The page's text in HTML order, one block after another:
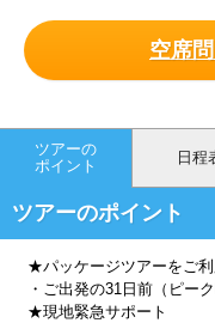
空席
ツアーの
ポイント
日程
ツアーのポイント
★パッケージツアーをご
・ご出発の31日前（ピー
★現地緊急サポート